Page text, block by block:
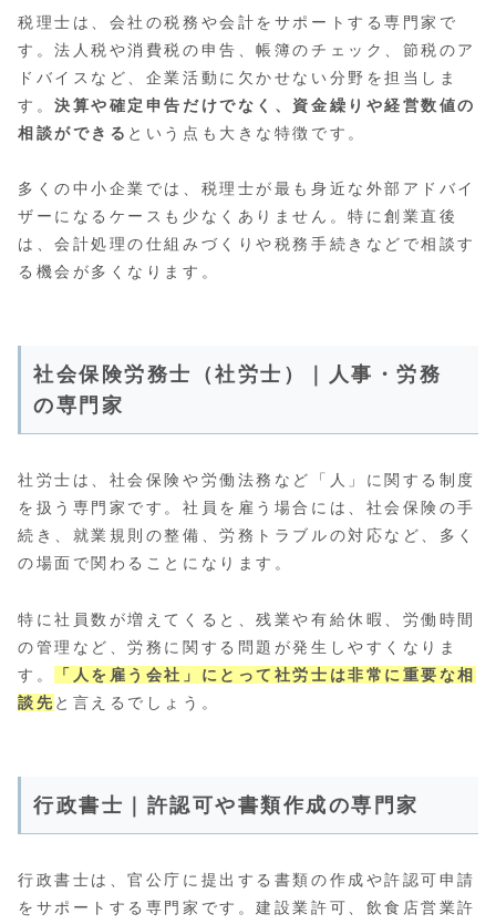
税理士は、会社の税務や会計をサポートする専門家で
す。法人税や消費税の申告、帳簿のチェック、節税のア
ドバイスなど、企業活動に欠かせない分野を担当しま
す。決算や確定申告だけでなく、資金繰りや経営数値の
相談ができる という点も大きな特徴です。
多くの中小企業では、税理士が最も身近な外部アドバイ
ザーになるケースも少なくありません。特に創業直後
は、会計処理の仕組みづくりや税務手続きなどで相談す
る機会が多くなります。
社会保険労務士（社労士）｜人事・労務
の専門家
社労士は、社会保険や労働法務など「人」に関する制度
を扱う専門家です。社員を雇う場合には、社会保険の手
続き、就業規則の整備、労務トラブルの対応など、多く
の場面で関わることになります。
特に社員数が増えてくると、残業や有給休暇、労働時間
の管理など、労務に関する問題が発生しやすくなりま
す。
「人を雇う会社」にとって社労士は非常に重要な相
談先 と言えるでしょう。
行政書士｜許認可や書類作成の専門家
行政書士は、官公庁に提出する書類の作成や許認可申請
をサポートする専門家です。建設業許可、飲食店営業許